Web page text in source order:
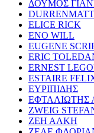
ΔΟΥΜΟΣ
ELICE RICK
ENO WILL
EUGENE
ERIC
ERNEST
ESTAIRE
ΕΥΡΙΠΙΔΗΣ
ΕΦΤΑΛΙΩΤΗΣ
ZWEIG
ΖΕΗ ΑΛΚΗ